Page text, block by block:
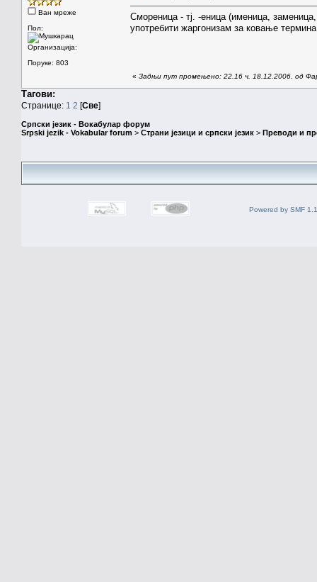
Ван мреже
Пол:
Организација:
Поруке: 803
Смореница - тј. -еница (именица,
употребити жаргонизам за ковање
« Задњи пут промењено: 22.16 ч. 18.12.2006. од
Тагови:
Странице: 1 2 [Све]
Српски језик - Вокабулар форум
Srpski jezik - Vokabular forum > Страни језици и српски језик > Преводи и
Powered by SMF